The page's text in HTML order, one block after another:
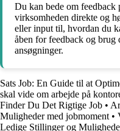
Du kan bede om feedback
virksomheden direkte og
eller input til, hvordan du
åben for feedback og
ansøgninger.
Sats Job: En Guide til at
skal vide om arbejde på
Finder Du Det Rigtige Job •
Muligheder med jobmoment •
Ledige Stillinger og